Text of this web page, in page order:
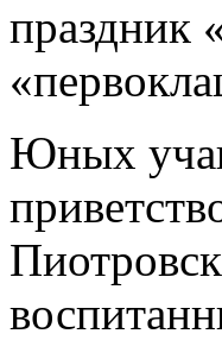
праздник
Юных